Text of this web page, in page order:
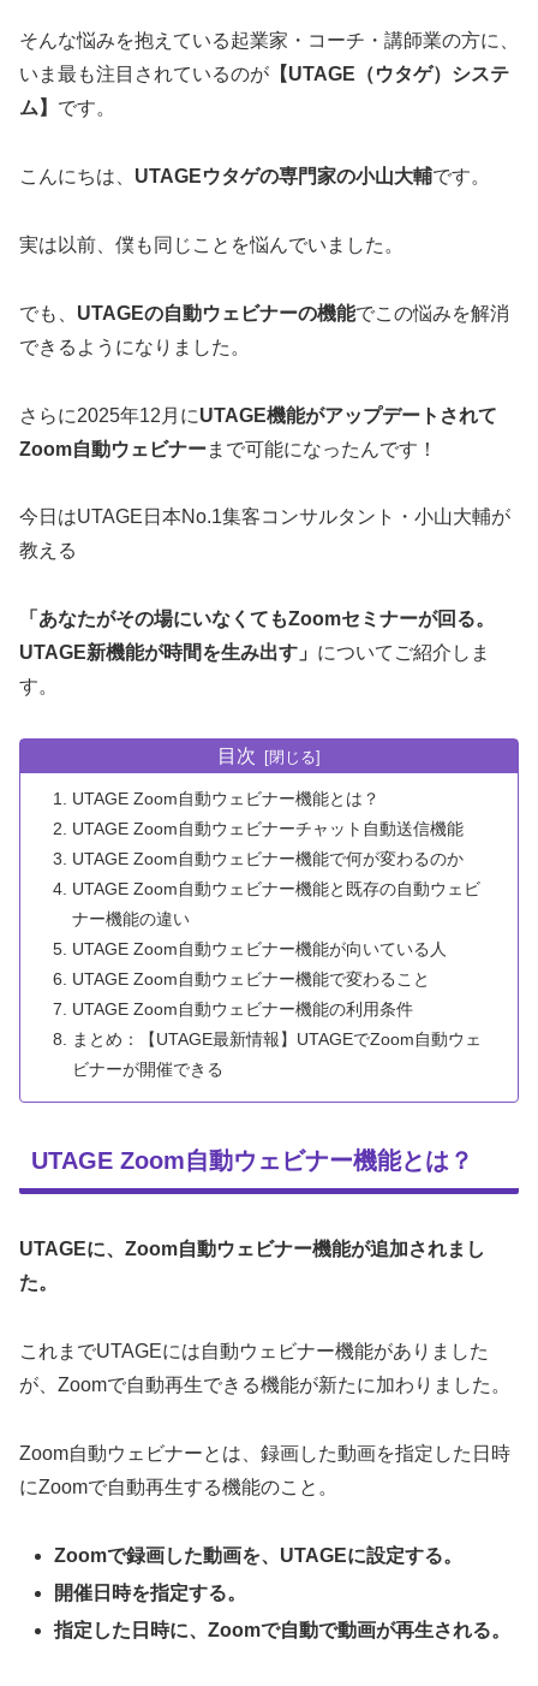
そんな悩みを抱えている起業家・コーチ・講師業の方に、
いま最も注目されているのが 【UTAGE（ウタゲ）システ
ム】 です。
こんにちは、 UTAGEウタゲの専門家の小山大輔です。
実は以前、僕も同じことを悩んでいました。
でも、 UTAGEの自動ウェビナーの機能でこの悩みを解消
できるようになりました。
さらに2025年12月にUTAGE機能がアップデートされて
Zoom自動ウェビナーまで可能になったんです！
今日はUTAGE日本No.1集客コンサルタント・小山大輔が
教える
「あなたがその場にいなくてもZoomセミナーが回る。
UTAGE新機能が時間を生み出す」 についてご紹介しま
す。
目次
UTAGE Zoom自動ウェビナー機能とは？
UTAGE Zoom自動ウェビナーチャット自動送信機能
UTAGE Zoom自動ウェビナー機能で何が変わるのか
UTAGE Zoom自動ウェビナー機能と既存の自動ウェビ
ナー機能の違い
UTAGE Zoom自動ウェビナー機能が向いている人
UTAGE Zoom自動ウェビナー機能で変わること
UTAGE Zoom自動ウェビナー機能の利用条件
まとめ：【UTAGE最新情報】UTAGEでZoom自動ウェ
ビナーが開催できる
UTAGE Zoom自動ウェビナー機能とは？
UTAGEに、Zoom自動ウェビナー機能が追加されまし
た。
これまでUTAGEには自動ウェビナー機能がありました
が、Zoomで自動再生できる機能が新たに加わりました。
Zoom自動ウェビナーとは、録画した動画を指定した日時
にZoomで自動再生する機能のこと。
Zoomで録画した動画を、UTAGEに設定する。
開催日時を指定する。
指定した日時に、Zoomで自動で動画が再生される。